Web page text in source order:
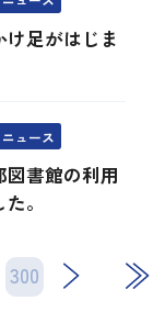
足がはじま
ニュース
書館の利用
。
300
最後